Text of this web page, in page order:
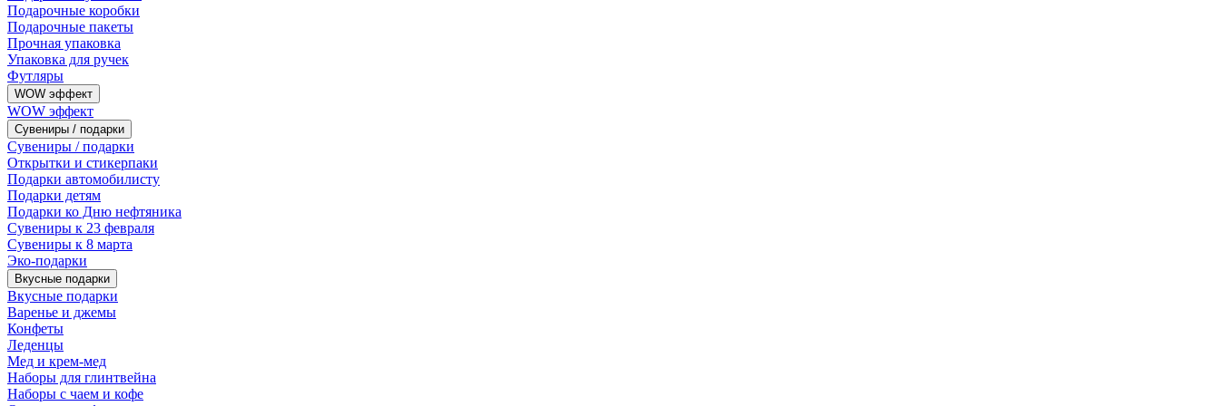
Подарочные коробки
Подарочные пакеты
Прочная упаковка
Упаковка для ручек
Футляры
WOW эффект
WOW эффект
Сувениры / подарки
Сувениры / подарки
Открытки и стикерпаки
Подарки автомобилисту
Подарки детям
Подарки ко Дню нефтяника
Сувениры к 23 февраля
Сувениры к 8 марта
Эко-подарки
Вкусные подарки
Вкусные подарки
Варенье и джемы
Конфеты
Леденцы
Мед и крем-мед
Наборы для глинтвейна
Наборы с чаем и кофе